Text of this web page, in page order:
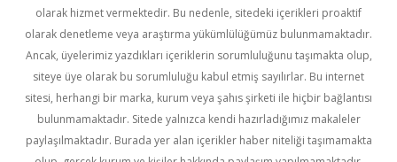
olarak hizmet vermektedir. Bu nedenle, sitedeki içerikleri proaktif
olarak denetleme veya araştırma yükümlülüğümüz bulunmamaktadır.
Ancak, üyelerimiz yazdıkları içeriklerin sorumluluğunu taşımakta olup,
siteye üye olarak bu sorumluluğu kabul etmiş sayılırlar. Bu internet
sitesi, herhangi bir marka, kurum veya şahıs şirketi ile hiçbir bağlantısı
bulunmamaktadır. Sitede yalnızca kendi hazırladığımız makaleler
paylaşılmaktadır. Burada yer alan içerikler haber niteliği taşımamakta